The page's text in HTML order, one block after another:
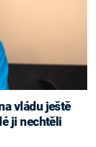
vládu ještě
ji nechtěli